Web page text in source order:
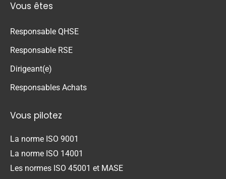
Vous êtes
Responsable QHSE
Responsable RSE
Dirigeant(e)
Responsables Achats
Vous pilotez
La norme ISO 9001
La norme ISO 14001
Les normes ISO 45001 et MASE